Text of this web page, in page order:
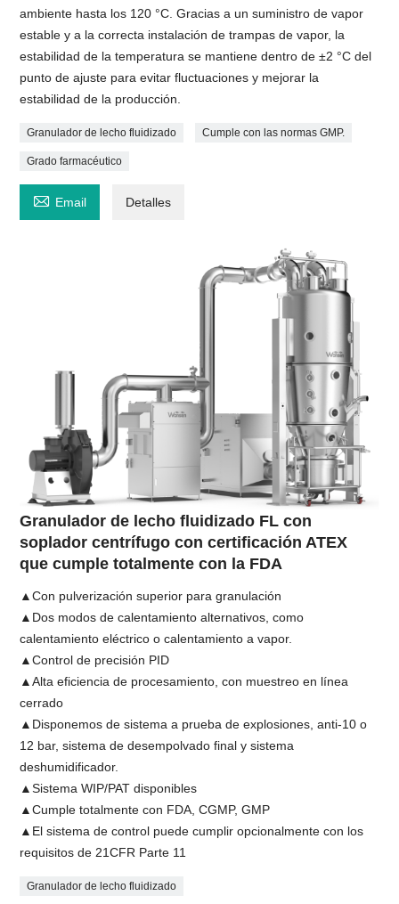
ambiente hasta los 120 °C. Gracias a un suministro de vapor
estable y a la correcta instalación de trampas de vapor, la
estabilidad de la temperatura se mantiene dentro de ±2 °C del
punto de ajuste para evitar fluctuaciones y mejorar la
estabilidad de la producción.
Granulador de lecho fluidizado Cumple con las normas GMP.
Grado farmacéutico
 Email Detalles
Granulador de lecho fluidizado FL con
soplador centrífugo con certificación ATEX
que cumple totalmente con la FDA
▲Con pulverización superior para granulación
▲Dos modos de calentamiento alternativos, como
calentamiento eléctrico o calentamiento a vapor.
▲Control de precisión PID
▲Alta eficiencia de procesamiento, con muestreo en línea
cerrado
▲Disponemos de sistema a prueba de explosiones, anti-10 o
12 bar, sistema de desempolvado final y sistema
deshumidificador.
▲Sistema WIP/PAT disponibles
▲Cumple totalmente con FDA, CGMP, GMP
▲El sistema de control puede cumplir opcionalmente con los
requisitos de 21CFR Parte 11
Granulador de lecho fluidizado